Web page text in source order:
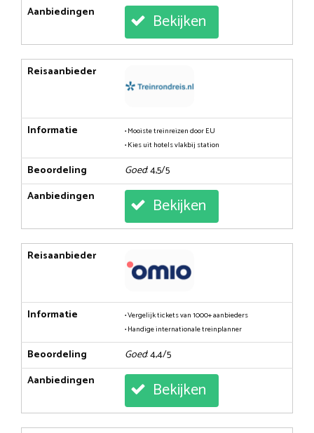
Aanbiedingen Bekijken
Reisaanbieder
Informatie
• Mooiste treinreizen door EU
• Kies uit hotels vlakbij station
Beoordeling Goed: 4,5/5
Aanbiedingen
Bekijken
Reisaanbieder
Informatie
• Vergelijk tickets van 1000+ aanbieders
• Handige internationale treinplanner
Beoordeling Goed: 4,4/5
Aanbiedingen
Bekijken